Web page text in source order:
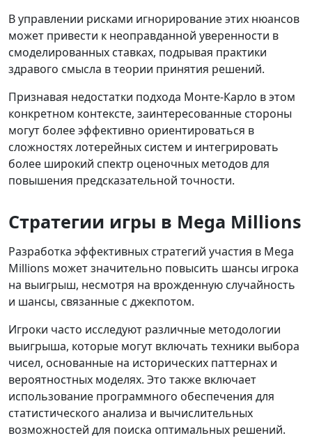
В управлении рисками игнорирование этих нюансов
может привести к неоправданной уверенности в
смоделированных ставках, подрывая практики
здравого смысла в теории принятия решений.
Признавая недостатки подхода Монте-Карло в этом
конкретном контексте, заинтересованные стороны
могут более эффективно ориентироваться в
сложностях лотерейных систем и интегрировать
более широкий спектр оценочных методов для
повышения предсказательной точности.
Стратегии игры в Mega Millions
Разработка эффективных стратегий участия в Mega
Millions может значительно повысить шансы игрока
на выигрыш, несмотря на врожденную случайность
и шансы, связанные с джекпотом.
Игроки часто исследуют различные методологии
выигрыша, которые могут включать техники выбора
чисел, основанные на исторических паттернах и
вероятностных моделях. Это также включает
использование программного обеспечения для
статистического анализа и вычислительных
возможностей для поиска оптимальных решений.